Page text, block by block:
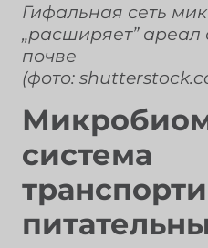
Гифальная сеть
„расширяет”
почве
(фото:
система